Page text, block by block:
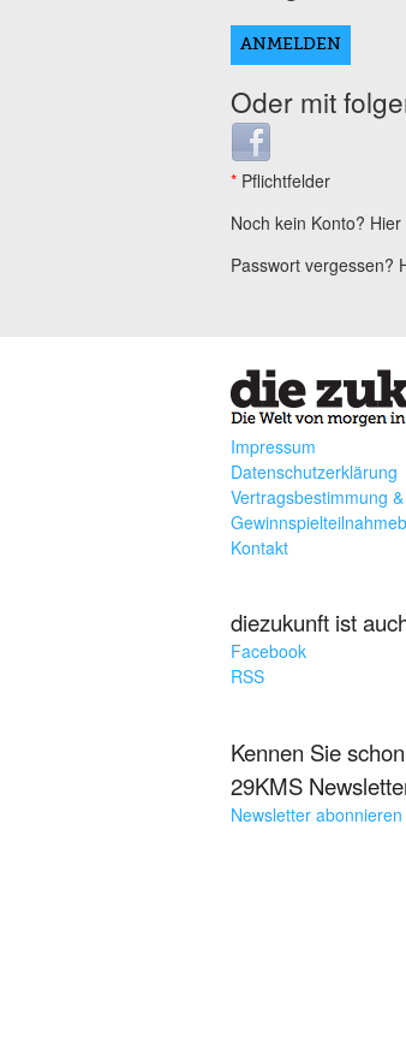
Oder mit
Login with Facebook
* Pflichtfelder
Noch kein Konto?
Passwort vergessen?
Impressum
Datenschutzerklärung
Vertragsbestimmung &
Kontakt
diezukunft ist
Facebook
RSS
Kennen Sie
29KMS
Newsletter abonnieren